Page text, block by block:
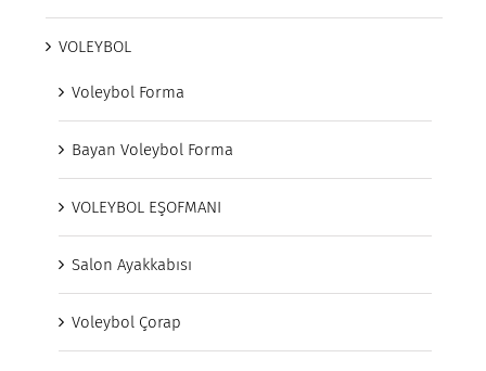
VOLEYBOL
Voleybol Forma
Bayan Voleybol Forma
VOLEYBOL EŞOFMANI
Salon Ayakkabısı
Voleybol Çorap